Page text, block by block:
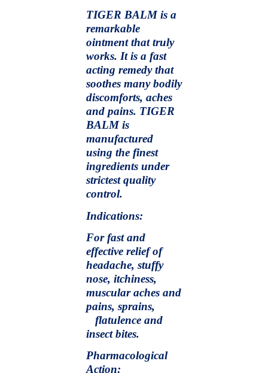
TIGER BALM is a
remarkable
ointment that truly
works. It is a fast
acting remedy that
soothes many bodily
discomforts, aches
and pains. TIGER
BALM is
manufactured
using the finest
ingredients under
strictest quality
control.
Indications:
For fast and
effective relief of
headache, stuffy
nose, itchiness,
muscular aches and
pains, sprains,
flatulence and
insect bites.
Pharmacological
Action: